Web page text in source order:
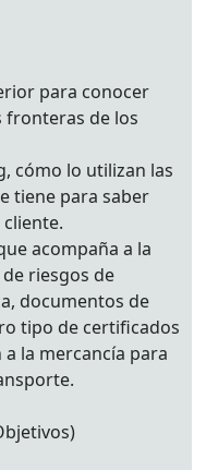
para conocer
fronteras de los
cómo lo utilizan las
tiene para saber
acompaña a la
riesgos de
documentos de
tipo de certificados
la mercancía para